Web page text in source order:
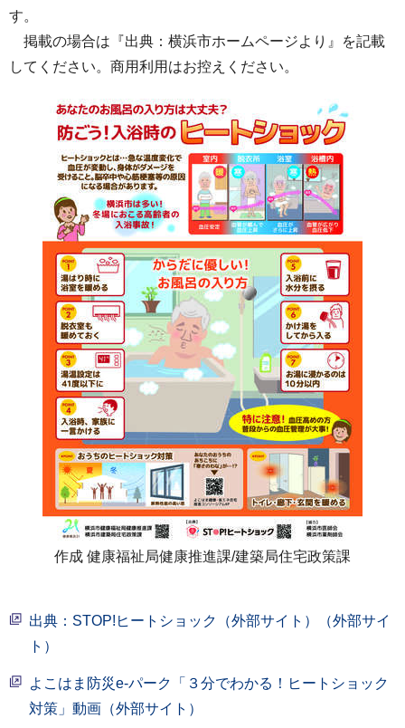
す。
掲載の場合は『出典：横浜市ホームページより』を記載
してください。商用利用はお控えください。
作成 健康福祉局健康推進課/建築局住宅政策課
出典：STOP!ヒートショック（外部サイト）（外部サイ
ト）
よこはま防災e-パーク「３分でわかる！ヒートショック
対策」動画（外部サイト）